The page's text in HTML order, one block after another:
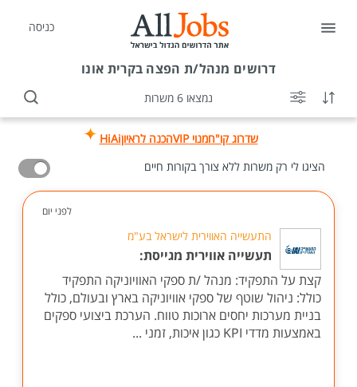
כניסה
דרושים מנהל/ת הפצה בקרית אונו
נמצאו 6 משרות
שדרוג קו"חמנוי VIP הכנה לראיוןHiAi
הציגו לי רק משרות ללא צורך בקורות חיים
לפני יום
התעשייה האווירית לישראל בע"מ
תעשייה אווירית מגייסת:
קצת על התפקיד: מנהל /ת ספקי האוויוניקה התפקיד
כולל: ניהול שוטף של ספקי אוויוניקה בארץ ובעולם, כולל
בניית מערכות יחסים ארוכות טווח. הערכת ביצועי ספקים
באמצעות מדדי KPI כגון איכות, זמני ...